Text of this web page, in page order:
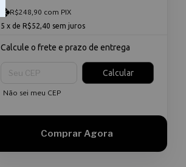
R$248,90 com PIX
5 x de R$52,40 sem juros
Calcule o frete e prazo de entrega
Calcular
Não sei meu CEP